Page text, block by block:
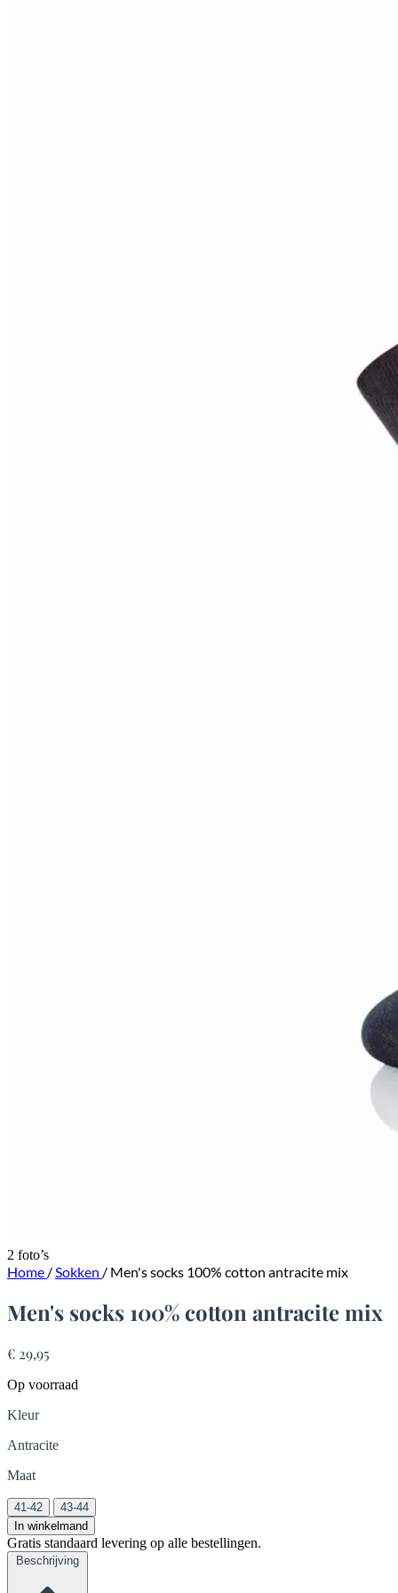
2 foto’s
Home /Sokken / Men's socks 100% cotton antracite mix
Men's socks 100% cotton antracite mix
€ 29,95
Op voorraad
Kleur
Antracite
Maat
41-42
43-44
In winkelmand
Gratis standaard levering op alle bestellingen.
Beschrijving